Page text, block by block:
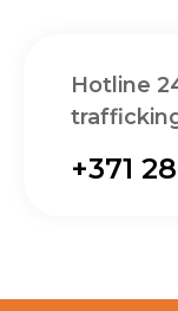
Hotline
+371